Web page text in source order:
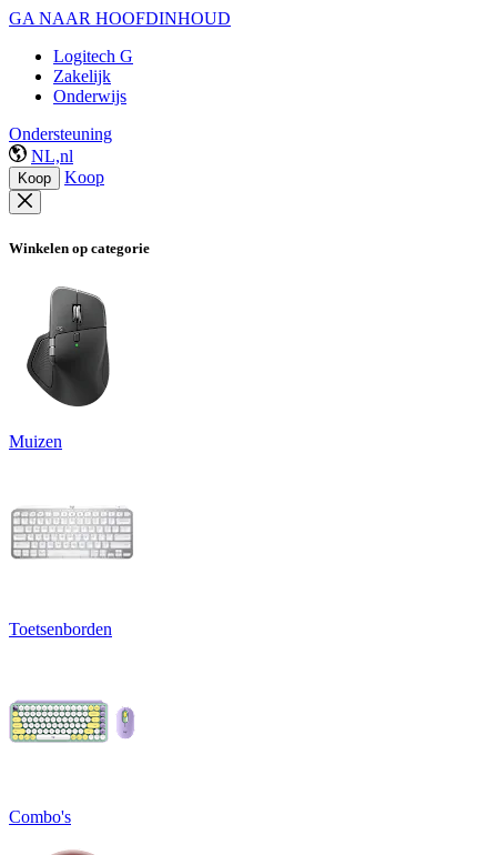
GA NAAR HOOFDINHOUD
Logitech G
Zakelijk
Onderwijs
Ondersteuning
NL,nl
Koop Koop
Winkelen op categorie
Muizen
Toetsenborden
Combo's